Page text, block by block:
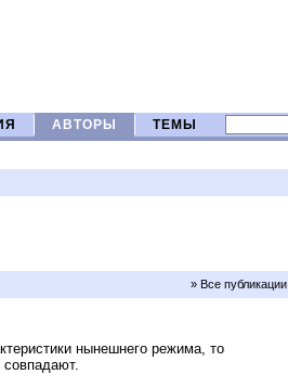
АВТОРЫ ТЕМЫ
» Все публикации
нынешнего режима, то
совпадают.